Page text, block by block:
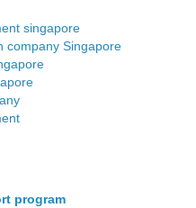
singapore
company Singapore
program